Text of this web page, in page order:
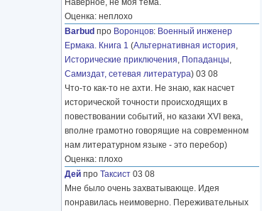
Наверное, не моя тема.
Оценка: неплохо
Barbud про Воронцов: Военный инженер
Ермака. Книга 1 (Альтернативная история,
Исторические приключения, Попаданцы,
Самиздат, сетевая литература) 03 08
Что-то как-то не ахти. Не знаю, как насчет
исторической точности происходящих в
повествовании событий, но казаки XVI века,
вполне грамотно говорящие на современном
нам литературном языке - это перебор)
Оценка: плохо
Дей про Таксист 03 08
Мне было очень захватывающе. Идея
понравилась неимоверно. Переживательных